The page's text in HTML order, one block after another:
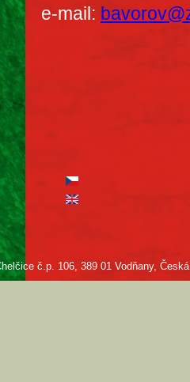
e-mail:
č.p. 106, 389 01 Vodňany,